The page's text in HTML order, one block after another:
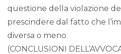
questione della violazione
prescindere dal fatto che
diversa o meno.
(CONCLUSIONI